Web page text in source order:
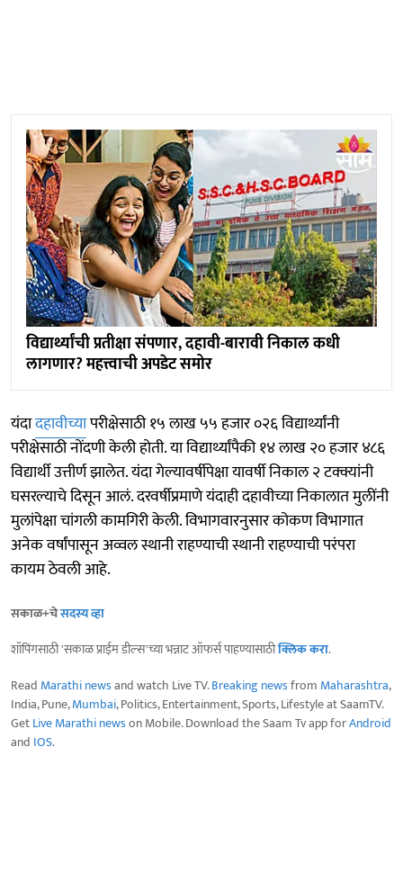
विद्यार्थ्यांची प्रतीक्षा संपणार, दहावी-बारावी निकाल कधी
लागणार? महत्त्वाची अपडेट समोर
यंदादहावीच्यापरीक्षेसाठी १५ लाख ५५ हजार ०२६ विद्यार्थ्यांनी
परीक्षेसाठी नोंदणी केली होती. या विद्यार्थ्यांपैकी १४ लाख २० हजार ४८६
विद्यार्थी उत्तीर्ण झालेत. यंदा गेल्यावर्षीपेक्षा यावर्षी निकाल २ टक्क्यांनी
घसरल्याचे दिसून आलं. दरवर्षीप्रमाणे यंदाही दहावीच्या निकालात मुलींनी
मुलांपेक्षा चांगली कामगिरी केली. विभागवारनुसार कोकण विभागात
अनेक वर्षांपासून अव्वल स्थानी राहण्याची स्थानी राहण्याची परंपरा
कायम ठेवली आहे.
सकाळ+चेसदस्य व्हा
शॉपिंगसाठी 'सकाळ प्राईम डील्स'च्या भन्नाट ऑफर्स पाहण्यासाठीक्लिक करा.
Read Marathi newsand watch Live TV.Breaking newsfrom Maharashtra,
India, Pune,Mumbai, Politics, Entertainment, Sports, Lifestyle at SaamTV.
GetLive Marathi newson Mobile. Download the Saam Tv app forAndroid
and IOS.